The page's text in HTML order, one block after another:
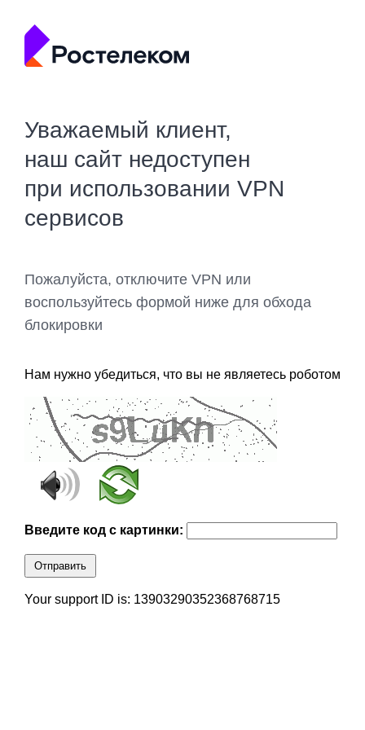
Уважаемый клиент,
наш сайт недоступен
при использовании VPN
сервисов
Пожалуйста, отключите VPN или
воспользуйтесь формой ниже для обхода
блокировки
Нам нужно убедиться, что вы не являетесь роботом
Введите код с картинки:
Отправить
Your support ID is: 13903290352368768715